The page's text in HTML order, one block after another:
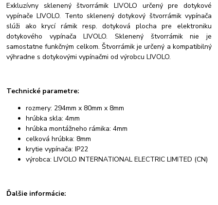
Exkluzívny sklenený štvorrámik LIVOLO určený pre dotykové
vypínače LIVOLO. Tento sklenený dotykový štvorrámik vypínača
slúži ako krycí rámik resp. dotyková plocha pre elektroniku
dotykového vypínača LIVOLO. Sklenený štvorrámik nie je
samostatne funkčným celkom. Štvorrámik je určený a kompatibilný
výhradne s dotykovými vypínačmi od výrobcu LIVOLO.
Technické parametre:
rozmery: 294mm x 80mm x 8mm
hrúbka skla: 4mm
hrúbka montážneho rámika: 4mm
celková hrúbka: 8mm
krytie vypínača: IP22
výrobca: LIVOLO INTERNATIONAL ELECTRIC LIMITED (CN)
Ďalšie informácie: